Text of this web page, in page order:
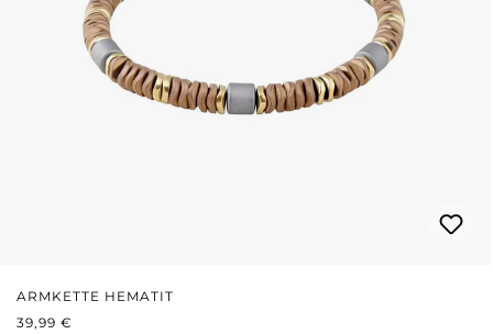
ARMKETTE HEMATIT
REGULÄRER PREIS:
39,99 €